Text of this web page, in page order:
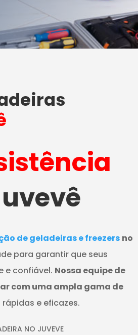
de geladeiras e freezers no
para garantir que seus
e confiável. Nossa equipe de
com uma ampla gama de
e eficazes.
NO JUVEVE